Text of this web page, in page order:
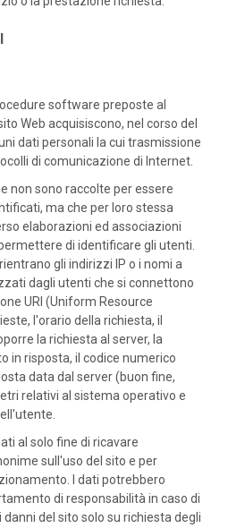
software preposte al
Web acquisiscono, nel corso del
dati personali la cui trasmissione
di comunicazione di Internet.
non sono raccolte per essere
ma che per loro stessa
elaborazioni ed associazioni
di identificare gli utenti.
gli indirizzi IP o i nomi a
dagli utenti che si connettono
URI (Uniform Resource
l'orario della richiesta, il
la richiesta al server, la
in risposta, il codice numerico
data dal server (buon fine,
relativi al sistema operativo e
al solo fine di ricavare
sull'uso del sito e per
I dati potrebbero
di responsabilità in caso di
del sito solo su richiesta degli